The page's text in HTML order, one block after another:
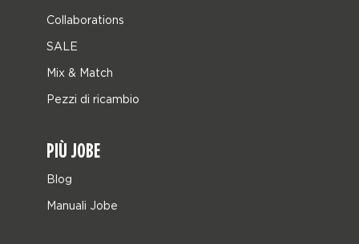
Collaborations
SALE
Mix & Match
Pezzi di ricambio
PIÙ JOBE
Blog
Manuali Jobe